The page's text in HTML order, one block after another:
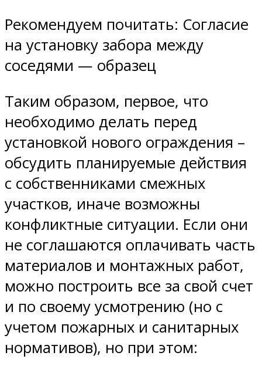
Рекомендуем почитать: Согласие
на установку забора между
соседями — образец
Таким образом, первое, что
необходимо делать перед
установкой нового ограждения –
обсудить планируемые действия
с собственниками смежных
участков, иначе возможны
конфликтные ситуации. Если они
не соглашаются оплачивать часть
материалов и монтажных работ,
можно построить все за свой счет
и по своему усмотрению (но с
учетом пожарных и санитарных
нормативов), но при этом: